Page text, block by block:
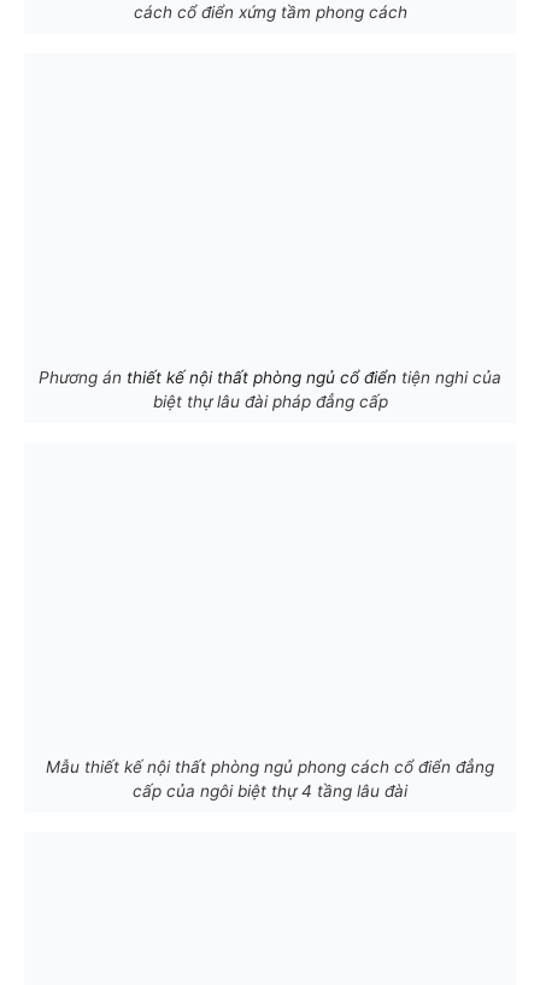
cách cổ điển xứng tầm phong cách
Phương án thiết kế nội thất phòng ngủ cổ điển tiện nghi của
biệt thự lâu đài pháp đẳng cấp
Mẫu thiết kế nội thất phòng ngủ phong cách cổ điển đẳng
cấp của ngôi biệt thự 4 tầng lâu đài